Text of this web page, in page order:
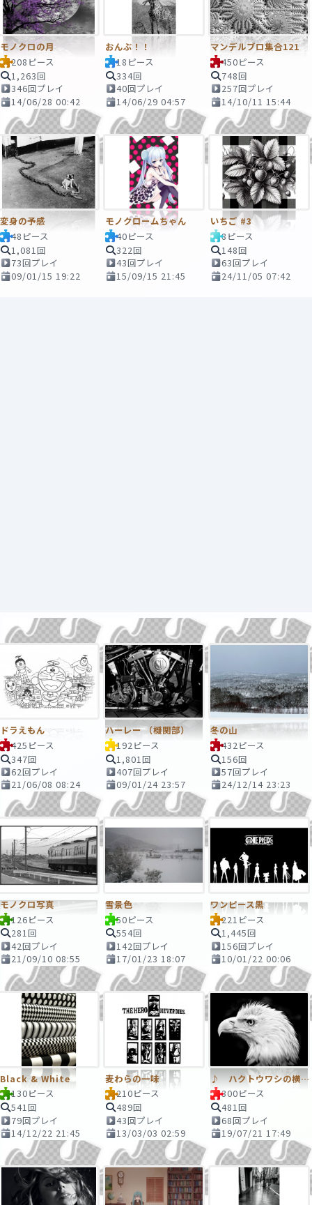
モノクロの月
208ピース
1,263回
346回プレイ
14/06/28 00:42
おんぶ！！
18ピース
334回
40回プレイ
14/06/29 04:57
マンデルブロ集合121
450ピース
748回
257回プレイ
14/10/11 15:44
変身の予感
48ピース
1,081回
73回プレイ
09/01/15 19:22
モノクロームちゃん
40ピース
322回
43回プレイ
15/09/15 21:45
いちご #3
8ピース
148回
63回プレイ
24/11/05 07:42
ドラえもん
425ピース
347回
62回プレイ
21/06/08 08:24
ハーレー （機関部）
192ピース
1,801回
407回プレイ
09/01/24 23:57
冬の山
432ピース
156回
57回プレイ
24/12/14 23:23
モノクロ写真
126ピース
281回
42回プレイ
21/09/10 08:55
雪景色
50ピース
554回
142回プレイ
17/01/23 18:07
ワンピース黒
221ピース
1,445回
156回プレイ
10/01/22 00:06
Black & White
130ピース
541回
79回プレイ
14/12/22 21:45
麦わらの一味
210ピース
489回
43回プレイ
13/03/03 02:59
♪ ハクトウワシの横顔 300ピース
300ピース
481回
68回プレイ
19/07/21 17:49